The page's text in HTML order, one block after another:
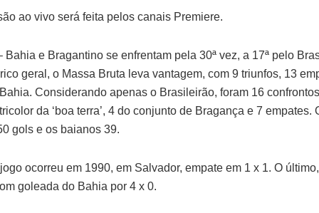
ao vivo será feita pelos canais Premiere.
Bahia e Bragantino se enfrentam pela 30ª vez, a 17ª pelo
geral, o Massa Bruta leva vantagem, com 9 triunfos, 13
Considerando apenas o Brasileirão, foram 16
da ‘boa terra’, 4 do conjunto de Bragança e 7 empates.
gols e os baianos 39.
ocorreu em 1990, em Salvador, empate em 1 x 1. O
goleada do Bahia por 4 x 0.